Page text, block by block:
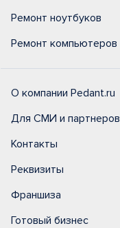
Ремонт ноутбуков
Ремонт компьютеров
О компании Pedant.ru
Для СМИ и партнеров
Контакты
Реквизиты
Франшиза
Готовый бизнес